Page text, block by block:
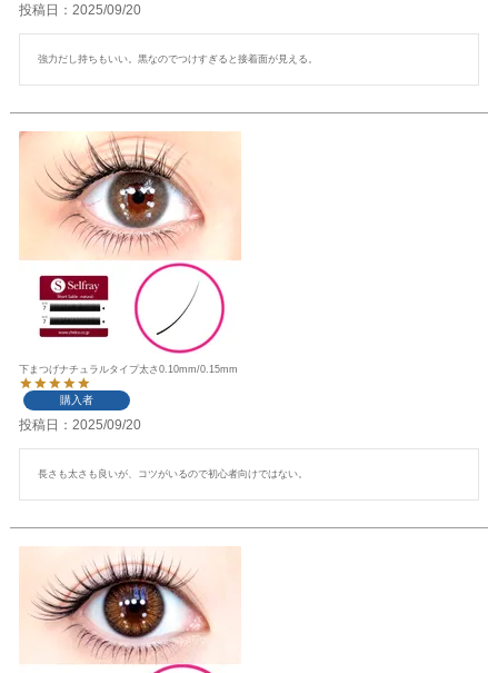
投稿日 2025/09/20
強力だし持ちもいい。黒なのでつけすぎると接着面が見える。
下まつげナチュラルタイプ太さ0.10mm/0.15mm
購入者
投稿日 2025/09/20
長さも太さも良いが、コツがいるので初心者向けではない。